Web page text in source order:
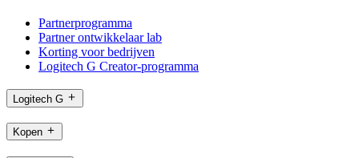
Partnerprogramma
Partner ontwikkelaar lab
Korting voor bedrijven
Logitech G Creator-programma
Logitech G
Kopen